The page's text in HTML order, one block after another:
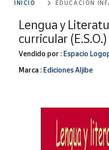
clave
para
buscar
productos
Correos
Alimentación
Bebidas
Ocio y cultura
Juguetes y
Merchandising
INICIO EDUCACIÓN
Lengua y
curricular (E.S.O.)
Vendido por : Espacio
Marca : Ediciones Aljibe